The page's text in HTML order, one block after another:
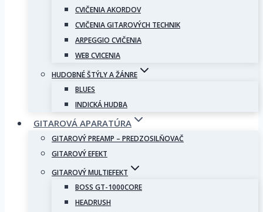
CVIČENIA AKORDOV
CVIČENIA GITAROVÝCH TECHNIK
ARPEGGIO CVIČENIA
WEB CVICENIA
HUDOBNÉ ŠTÝLY A ŽÁNRE
BLUES
INDICKÁ HUDBA
GITAROVÁ APARATÚRA
GITAROVÝ PREAMP – PREDZOSILŇOVAČ
GITAROVÝ EFEKT
GITAROVÝ MULTIEFEKT
BOSS GT-1000CORE
HEADRUSH